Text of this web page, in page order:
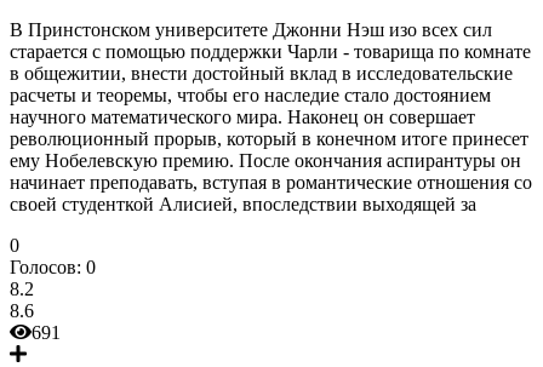
В Принстонском университете Джонни Нэш изо всех сил
старается с помощью поддержки Чарли - товарища по комнате
в общежитии, внести достойный вклад в исследовательские
расчеты и теоремы, чтобы его наследие стало достоянием
научного математического мира. Наконец он совершает
революционный прорыв, который в конечном итоге принесет
ему Нобелевскую премию. После окончания аспирантуры он
начинает преподавать, вступая в романтические отношения со
своей студенткой Алисией, впоследствии выходящей за
0
Голосов: 0
8.2
8.6
691